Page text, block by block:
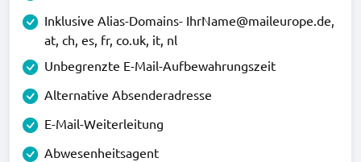
Inklusive Alias-Domains- IhrName@maileurope.de,
at, ch, es, fr, co.uk, it, nl
Unbegrenzte E-Mail-Aufbewahrungszeit
Alternative Absenderadresse
E-Mail-Weiterleitung
Abwesenheitsagent